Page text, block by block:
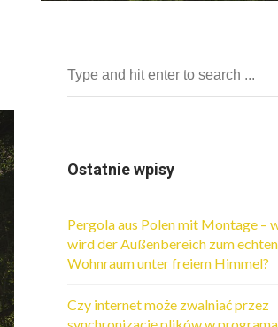
Ostatnie wpisy
Pergola aus Polen mit Montage –
wird der Außenbereich zum echten
Wohnraum unter freiem Himmel?
Czy internet może zwalniać przez